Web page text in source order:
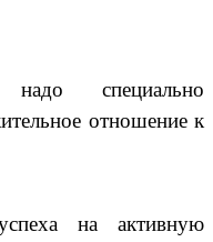
надо специально
отношение к
на активную